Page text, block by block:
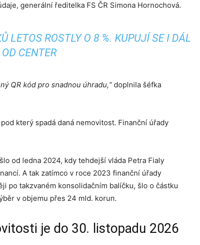
generální ředitelka FS ČR Simona Hornochová.
LETOS ROSTLY O 8 %. KUPUJÍ SE I DÁL
OD CENTER
QR kód pro snadnou úhradu,“doplnila šéfka
který spadá daná nemovitost. Finanční úřady
od ledna 2024, kdy tehdejší vláda Petra Fialy
A tak zatímco v roce 2023 finanční úřady
po takzvaném konsolidačním balíčku, šlo o částku
v objemu přes 24 mld. korun.
je do 30. listopadu 2026